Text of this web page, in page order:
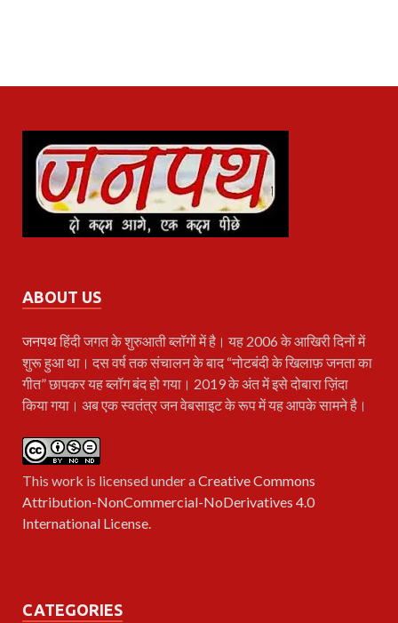
ABOUT US
जनपथहिंदी जगत के शुरुआती ब्लॉगों में है। यह 2006 के आखिरी दिनों में
शुरू हुआ था। दस वर्ष तक संचालन के बाद “नोटबंदी के खिलाफ़ जनता का
गीत” छापकर यह ब्लॉग बंद हो गया। 2019 के अंत में इसे दोबारा ज़िंदा
किया गया। अब एक स्वतंत्र जन वेबसाइट के रूप में यह आपके सामने है।
This work is licensed under aCreative Commons
Attribution-NonCommercial-NoDerivatives 4.0
International License.
CATEGORIES